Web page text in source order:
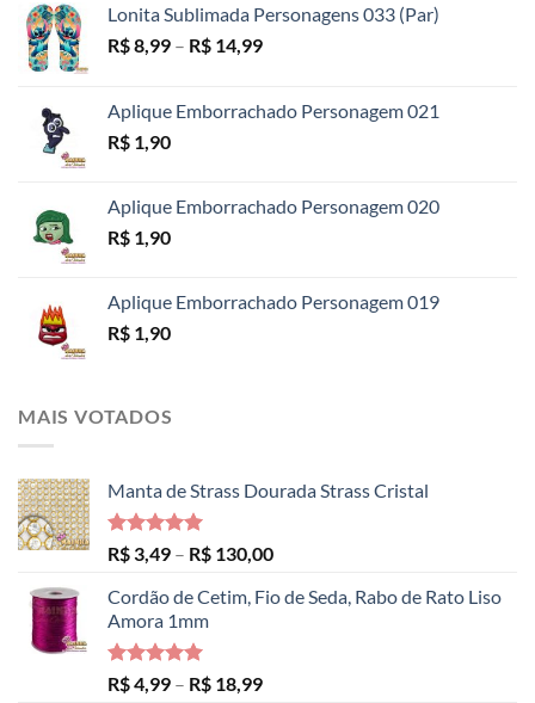
Lonita Sublimada Personagens 033 (Par)
R$8,99 – R$ 14,99Faixa
R$ 8,99
Aplique Emborrachado Personagem 021
R$ 1,90
Aplique Emborrachado Personagem 020
R$ 1,90
Aplique Emborrachado Personagem 019
R$ 1,90
MAIS VOTADOS
Manta de Strass Dourada Strass Cristal
Avaliação
5.00
de 5
R$ 3,49 – R$ 130,00Faixa
preço:
Cordão de Cetim, Fio de Seda, Rabo de Rato Liso
Amora 1mm
Avaliação
R$4,99 – R$ 18,99Faixa